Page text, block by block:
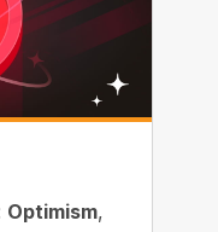
Optimism,